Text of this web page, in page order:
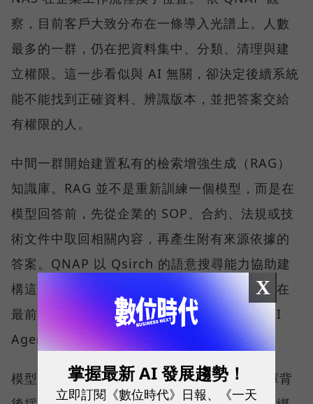
察，目前客戶大致分布在一條導入光譜上。人數
最多的一群，仍在把資料集中、分類、清理與建
立權限。這一步看似與 AI 無關，卻決定後續系統
能不能找到正確資料、辨識版本，並把答案交給
有權限的人。
中間一群開始建置私有的檢索增強生成（RAG）
知識庫。RAG 並不是重新訓練一個模型，而是在
模型回答前，先從企業的 SOP、合約、法規或技
術文件中取回相關內容，再產生附有來源依據的
答案。QNAP 以 Qsirch 的語意搜尋能力協助建
構這類應用，協助企業建立私有知識庫；而走在
最前面的少數企業，則已經嘗試地端推論與 AI
Agent。
模型的選擇權，QNAP 刻意留給客戶。知識庫背
X
掌握最新 AI 發展趨勢！
立即訂閱《數位時代》日報、《一天